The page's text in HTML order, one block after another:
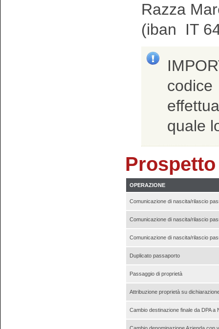
Razza
(iban
IT
quale
OPERAZIONE
Comunicazione di nascita/rilascio
Comunicazione di nascita/rilascio
Comunicazione di nascita/rilascio
Duplicato passaporto
Passaggio di proprietà
Attribuzione proprietà su
Cambio destinazione finale da DPA a